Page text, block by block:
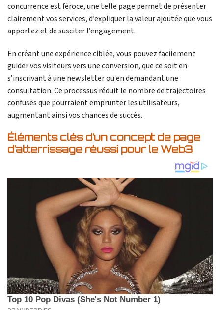
concurrence est féroce, une telle page permet de présenter
clairement vos services, d’expliquer la valeur ajoutée que vous
apportez et de susciter l’engagement.
En créant une expérience ciblée, vous pouvez facilement
guider vos visiteurs vers une conversion, que ce soit en
s’inscrivant à une newsletter ou en demandant une
consultation. Ce processus réduit le nombre de trajectoires
confuses que pourraient emprunter les utilisateurs,
augmentant ainsi vos chances de succès.
Éléments clés d’un concept de page
d’atterrissage réussi pour le Web3